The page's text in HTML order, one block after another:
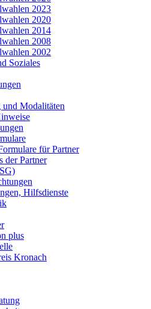
2023
2020
2014
2008
2002
Soziales
und Modalitäten
für Partner
der Partner
Hilfsdienste
plus
Kronach